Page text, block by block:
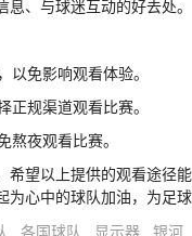
、与球迷互动的好去处。
以免影响观看体验。
正规渠道观看比赛。
熬夜观看比赛。
希望以上提供的观看途径
为心中的球队加油，为足球
各国球队 显示器 银河